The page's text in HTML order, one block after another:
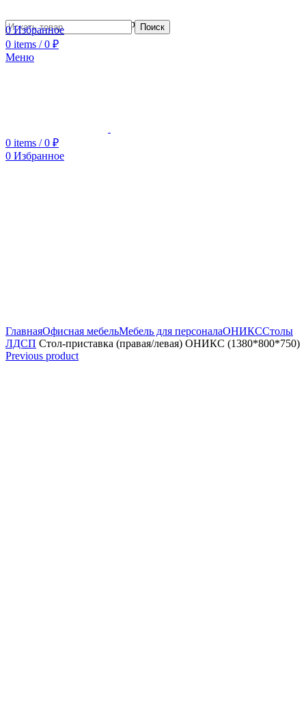
Сотрудничество с дизайнерамиПоиск
0Избранное
0 items / 0 ₽
Меню
0 items / 0 ₽
0 Избранное
ГлавнаяОфисная мебельМебель для персоналаОНИКССтолы
ЛДСП Стол-приставка (правая/левая) ОНИКС (1380*800*750)
Previous product